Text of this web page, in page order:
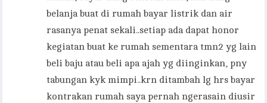
belanja buat di rumah bayar listrik dan air
rasanya penat sekali..setiap ada dapat honor
kegiatan buat ke rumah sementara tmn2 yg lain
beli baju atau beli apa ajah yg diinginkan, pny
tabungan kyk mimpi..krn ditambah lg hrs bayar
kontrakan rumah saya pernah ngerasain diusir